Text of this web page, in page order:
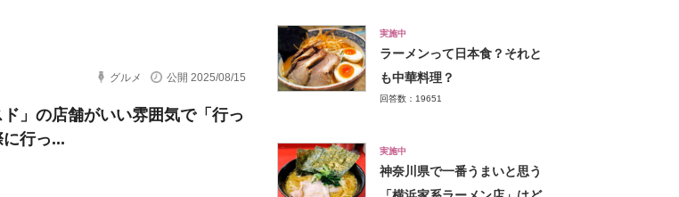
グルメ 公開 2025/08/15
」の店舗がいい雰囲気で「行っ
行っ...
実施中
ラーメンって日本食？それと
も中華料理？
回答数：19651
実施中
神奈川県で一番うまいと思う